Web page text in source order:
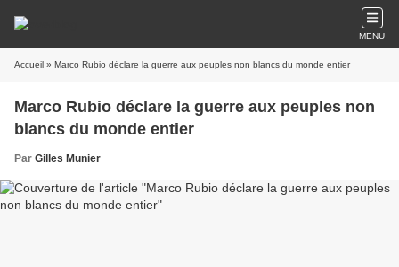
MENU
Accueil » Marco Rubio déclare la guerre aux peuples non blancs du monde entier
Marco Rubio déclare la guerre aux peuples non
blancs du monde entier
Par Gilles Munier